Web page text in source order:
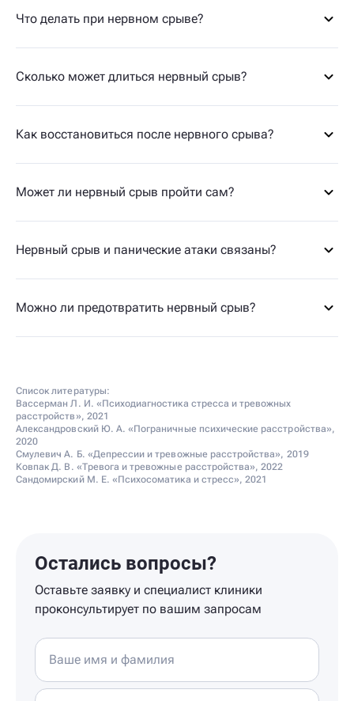
Что делать при нервном срыве?
Сколько может длиться нервный срыв?
Как восстановиться после нервного срыва?
Может ли нервный срыв пройти сам?
Нервный срыв и панические атаки связаны?
Можно ли предотвратить нервный срыв?
Список литературы:
Вассерман Л. И. «Психодиагностика стресса и тревожных
расстройств», 2021
Александровский Ю. А. «Пограничные психические расстройства»,
2020
Смулевич А. Б. «Депрессии и тревожные расстройства», 2019
Ковпак Д. В. «Тревога и тревожные расстройства», 2022
Сандомирский М. Е. «Психосоматика и стресс», 2021
Остались вопросы?
Оставьте заявку и специалист клиники
проконсультирует по вашим запросам